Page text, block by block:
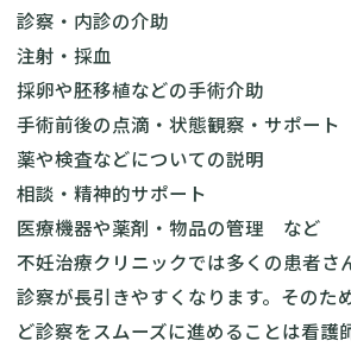
診察・内診の介助
注射・採血
採卵や胚移植などの手術介助
手術前後の点滴・状態観察・サポート
薬や検査などについての説明
相談・精神的サポート
医療機器や薬剤・物品の管理 など
不妊治療クリニックでは多くの患者さ
診察が長引きやすくなります。そのた
ど診察をスムーズに進めることは看護